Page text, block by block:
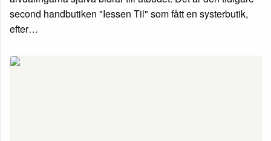
second handbutiken "Iessen Til" som fått en systerbutik,
efter…